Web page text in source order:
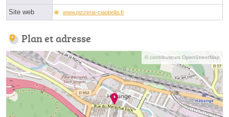
Site web www.pizzeria-ciaobella.fr
Plan et adresse
© contributeurs OpenStreetMap